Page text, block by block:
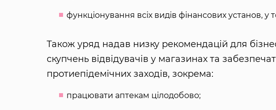
функціонування всіх видів фінансових установ, у
Також уряд надав низку рекомендацій для
скупчень відвідувачів у магазинах та
протиепідемічних заходів, зокрема:
працювати аптекам цілодобово;